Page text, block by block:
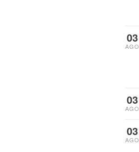
03
AGO
03
AGO
03
AGO